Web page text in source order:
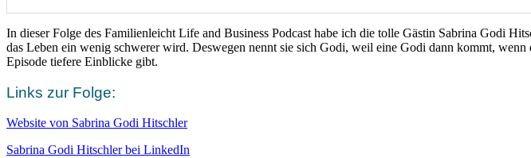
In dieser Folge des Familienleicht Life and Business Podcast habe ich die tolle Gästin Sabrina Godi
das Leben ein wenig schwerer wird. Deswegen nennt sie sich Godi, weil eine Godi dann kommt,
Episode tiefere Einblicke gibt.
Links zur Folge:
Website von Sabrina Godi Hitschler
Sabrina Godi Hitschler bei LinkedIn